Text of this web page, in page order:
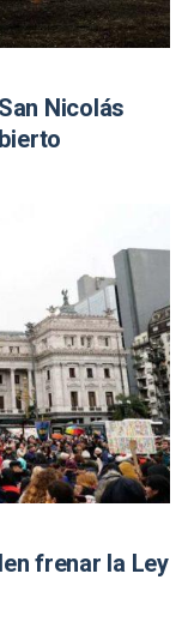
Nicolás
frenar la Ley